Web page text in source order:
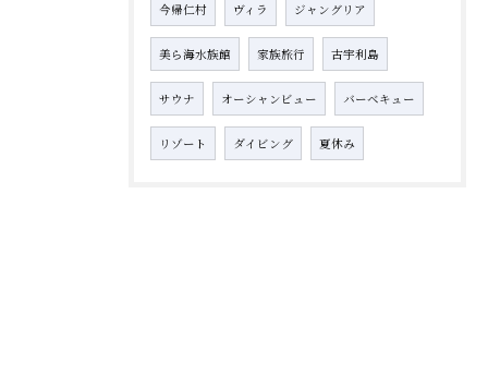
今帰仁村 ヴィラ ジャングリア
美ら海水族館 家族旅行 古宇利島
サウナ オーシャンビュー バーベキュー
リゾート ダイビング 夏休み